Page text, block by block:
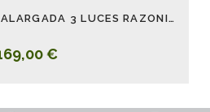
LÁMPARA DE TECHO ALARGADA 3 LUCES RAZONI NEGRO
€